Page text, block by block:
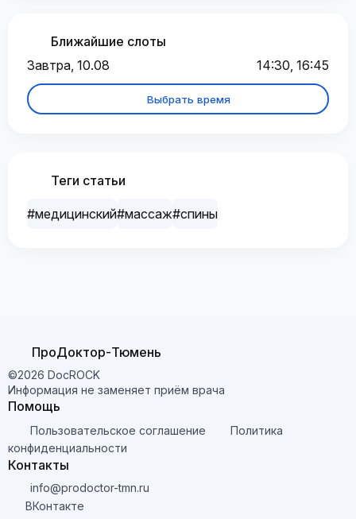
Ближайшие слоты
Завтра, 10.08
14:30, 16:45
Выбрать время
Теги статьи
#медицинский#массаж#спины
ПроДоктор-Тюмень
©2026 DocROCK
Информация не заменяет приём врача
Помощь
Пользовательское соглашение
Политика
конфиденциальности
Контакты
info@prodoctor-tmn.ru
ВКонтакте